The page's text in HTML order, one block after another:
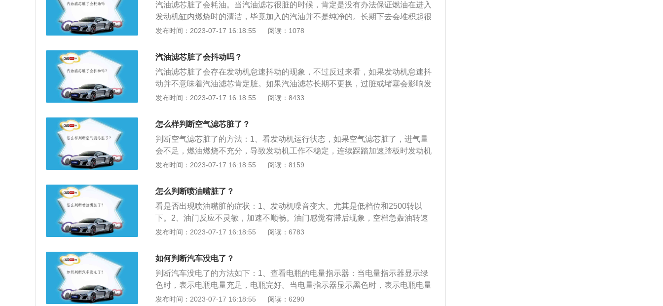
汽油滤芯脏了会耗油。当汽油滤芯很脏的时候，肯定是没有办法保证燃油在进入
发动机缸内燃烧时的清洁，毕竟加入的汽油并不是纯净的。长期下去会堆积起很
多沉淀出来，甚至乎直接堵塞喷油嘴，造成油耗升高和怠速不稳的现象。其次，
影响部分零件的使用寿命。汽油滤芯肯定是需要定期更换的。至于更换周期是多
少，通常汽车每行驶10000-20000公里左右就需要更换一次了。当然，还是要根
据实际情况来做决定的，如果发现滤芯很脏的话，即使没有到规定的更换期限，
也是需要将其替换的。但要注意的是，在更换汽滤的同时，汽车机油、机滤、空
滤也得更换的。而且在安装完过后，一定要养成检查接口密封性的习惯，避免出
发布时间：2023-07-17 16:18:55 阅读：1078
汽油滤芯脏了会抖动吗？
汽油滤芯脏了会存在发动机怠速抖动的现象，不过反过来看，如果发动机怠速抖
动并不意味着汽油滤芯肯定脏。如果汽油滤芯长期不更换，过脏或堵塞会影响发
动机性能，包括加油门时，动力起来较慢，甚至起不来，以及车辆启动困难。汽
芯出现故障堵塞之后，汽油的供给受到影响，导致发动机供油不足，就会出现怠
速或者换挡的时候熄火的情况。加速无力：加速无力出现耸车现象，汽油滤芯故
障导致供油不顺畅，会导致发动机功率力输下降，致使加速无力或者是在爬坡的
时候出现耸车现象，严重影响驾驶体验。怠速时发动机抖动：怠速时发动机抖
动，也是汽油滤芯故障或者堵塞的表现之一。
发布时间：2023-07-17 16:18:55 阅读：8433
怎么样判断空气滤芯脏了？
判断空气滤芯脏了的方法：1、看发动机运行状态，如果空气滤芯脏了，进气量
会不足，燃油燃烧不充分，导致发动机工作不稳定，连续踩踏加速踏板时发动机
响声发闷、加速反应迟缓、尾气浓且黑；2、看空气滤芯表面颜色，如果空气滤
换。汽车空气滤芯装在化油器或进气管的前方，用来过滤进入发动机内部的空
气，发动机在工作过程中要吸进大量的空气，空气中含有很多灰尘颗粒，如果没
有经过空气滤芯过滤，会造成活塞组及气缸的加速磨损，如果较大的颗粒进入活
塞与气缸之间，会造成拉缸现象。
发布时间：2023-07-17 16:18:55 阅读：8159
怎么判断喷油嘴脏了？
看是否出现喷油嘴脏的症状：1、发动机噪音变大。尤其是低档位和2500转以
下。2、油门反应不灵敏，加速不顺畅。油门感觉有滞后现象，空档急轰油转速
表指针上升感觉缓慢。3、加速小范围抖动。4、起步容易抖动且不易控制消除。
原理：喷油嘴是个简单的电磁阀，当电磁线圈通电时，产生吸力，针阀被吸起，
打开喷孔，燃油经针阀头部的轴针与喷孔之间的环形间隙高速喷出，形成雾状，
利于燃烧充分。2、喷油嘴分类：汽油机喷嘴是汽油机电控系统的一部分，取代
化油器式汽油机的化油器。汽车用的喷嘴主要有：柴油喷嘴、汽油喷嘴、天然气
喷嘴。
发布时间：2023-07-17 16:18:55 阅读：6783
如何判断汽车没电了？
判断汽车没电了的方法如下：1、查看电瓶的电量指示器：当电量指示器显示绿
色时，表示电瓶电量充足，电瓶完好。当电量指示器显示黑色时，表示电瓶电量
不足需要充电，当电量指示器显示无色或浅黄色时，表示电瓶电量基本用完。
发布时间：2023-07-17 16:18:55 阅读：6290